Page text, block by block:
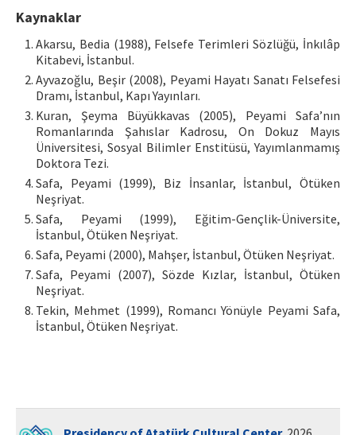
Kaynaklar
Akarsu, Bedia (1988), Felsefe Terimleri Sözlüğü, İnkılâp
Kitabevi, İstanbul.
Ayvazoğlu, Beşir (2008), Peyami Hayatı Sanatı Felsefesi
Dramı, İstanbul, Kapı Yayınları.
Kuran, Şeyma Büyükkavas (2005), Peyami Safa’nın
Romanlarında Şahıslar Kadrosu, On Dokuz Mayıs
Üniversitesi, Sosyal Bilimler Enstitüsü, Yayımlanmamış
Doktora Tezi.
Safa, Peyami (1999), Biz İnsanlar, İstanbul, Ötüken
Neşriyat.
Safa, Peyami (1999), Eğitim-Gençlik-Üniversite,
İstanbul, Ötüken Neşriyat.
Safa, Peyami (2000), Mahşer, İstanbul, Ötüken Neşriyat.
Safa, Peyami (2007), Sözde Kızlar, İstanbul, Ötüken
Neşriyat.
Tekin, Mehmet (1999), Romancı Yönüyle Peyami Safa,
İstanbul, Ötüken Neşriyat.